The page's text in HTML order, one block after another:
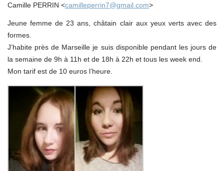
Camille PERRIN <camilleperrin7@gmail.com>
Jeune femme de 23 ans, châtain clair aux yeux verts avec des
formes.
J’habite près de Marseille je suis disponible pendant les jours de
la semaine de 9h à 11h et de 18h à 22h et tous les week end.
Mon tarif est de 10 euros l’heure.